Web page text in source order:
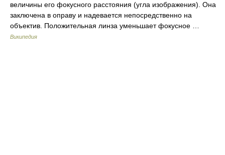
величины его фокусного расстояния (угла изображения). Она
заключена в оправу и надевается непосредственно на
объектив. Положительная линза уменьшает фокусное …
Википедия